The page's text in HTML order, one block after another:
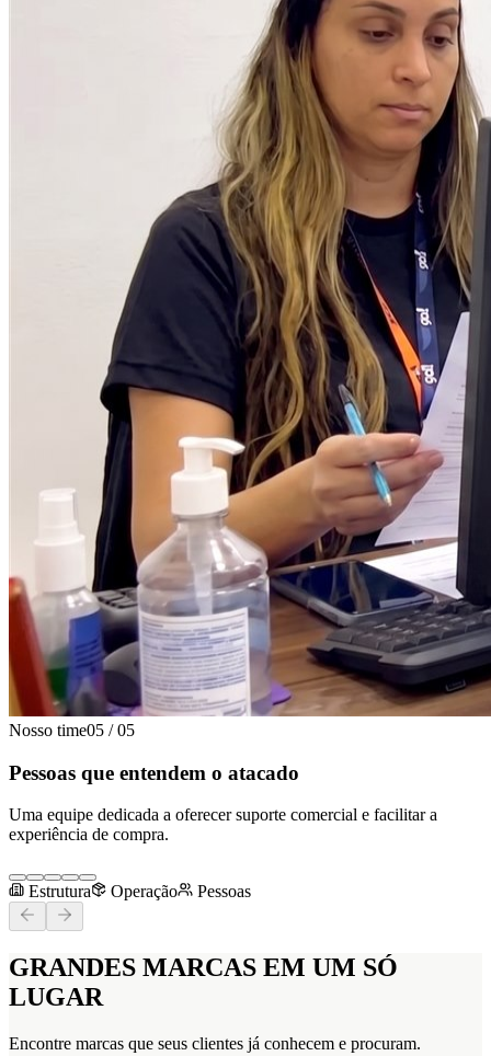
Nosso time05 / 05
Pessoas que entendem o atacado
Uma equipe dedicada a oferecer suporte comercial e facilitar a
experiência de compra.
Estrutura Operação Pessoas
GRANDES MARCAS EM UM SÓ
LUGAR
Encontre marcas que seus clientes já conhecem e procuram.